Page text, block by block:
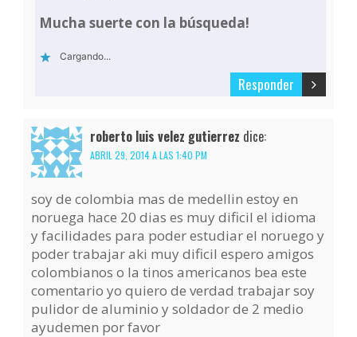
Mucha suerte con la búsqueda!
Cargando...
Responder
roberto luis velez gutierrez dice:
ABRIL 29, 2014 A LAS 1:40 PM
soy de colombia mas de medellin estoy en
noruega hace 20 dias es muy dificil el idioma
y facilidades para poder estudiar el noruego y
poder trabajar aki muy dificil espero amigos
colombianos o la tinos americanos bea este
comentario yo quiero de verdad trabajar soy
pulidor de aluminio y soldador de 2 medio
ayudemen por favor